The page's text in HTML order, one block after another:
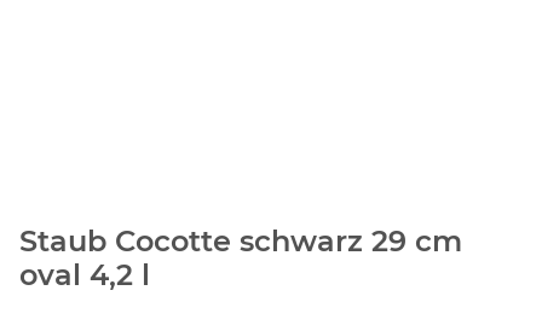
Staub Cocotte schwarz 29 cm
oval 4,2 l